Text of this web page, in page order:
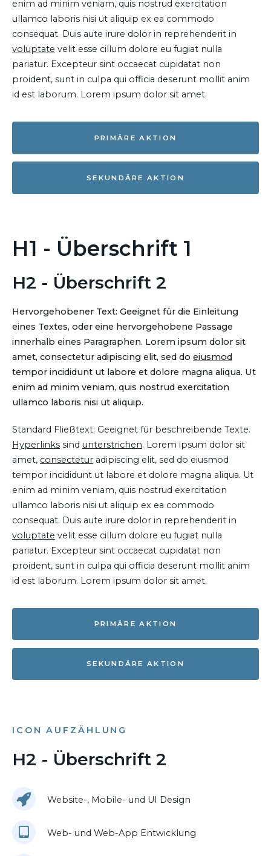
enim ad minim veniam, quis nostrud exercitation
ullamco laboris nisi ut aliquip ex ea commodo
consequat. Duis aute irure dolor in reprehenderit in
voluptate velit esse cillum dolore eu fugiat nulla
pariatur. Excepteur sint occaecat cupidatat non
proident, sunt in culpa qui officia deserunt mollit anim
id est laborum. Lorem ipsum dolor sit amet.
PRIMÄRE AKTION
SEKUNDÄRE AKTION
H1 - Überschrift 1
H2 - Überschrift 2
Hervorgehobener Text: Geeignet für die Einleitung
eines Textes, oder eine hervorgehobene Passage
innerhalb eines Paragraphen. Lorem ipsum dolor sit
amet, consectetur adipiscing elit, sed do eiusmod
tempor incididunt ut labore et dolore magna aliqua. Ut
enim ad minim veniam, quis nostrud exercitation
ullamco laboris nisi ut aliquip.
Standard Fließtext: Geeignet für beschreibende Texte.
Hyperlinks sind unterstrichen. Lorem ipsum dolor sit
amet, consectetur adipiscing elit, sed do eiusmod
tempor incididunt ut labore et dolore magna aliqua. Ut
enim ad minim veniam, quis nostrud exercitation
ullamco laboris nisi ut aliquip ex ea commodo
consequat. Duis aute irure dolor in reprehenderit in
voluptate velit esse cillum dolore eu fugiat nulla
pariatur. Excepteur sint occaecat cupidatat non
proident, sunt in culpa qui officia deserunt mollit anim
id est laborum. Lorem ipsum dolor sit amet.
PRIMÄRE AKTION
SEKUNDÄRE AKTION
ICON AUFZÄHLUNG
H2 - Überschrift 2
Website-, Mobile- und UI Design
Web- und Web-App Entwicklung